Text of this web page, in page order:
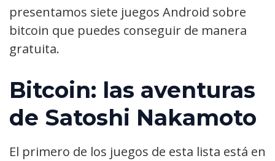
presentamos siete juegos Android sobre
bitcoin que puedes conseguir de manera
gratuita.
Bitcoin: las aventuras
de Satoshi Nakamoto
El primero de los juegos de esta lista está en